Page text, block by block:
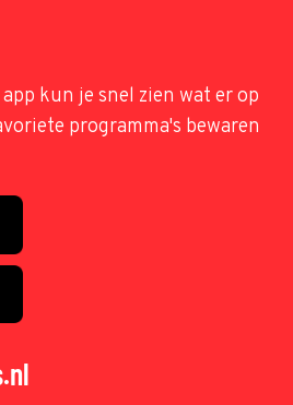
kun je snel zien wat er op
programma's bewaren